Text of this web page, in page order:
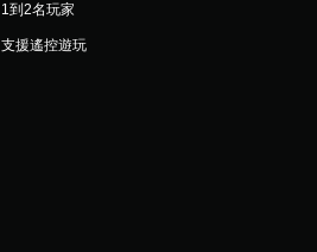
1到2名玩家
支援遙控遊玩